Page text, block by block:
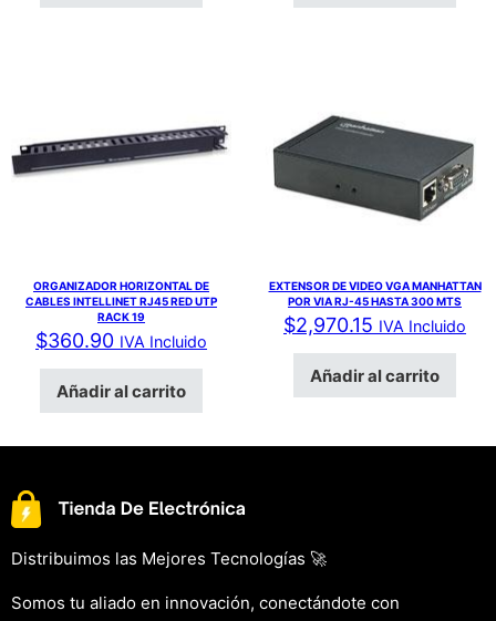
ORGANIZADOR HORIZONTAL DE
CABLES INTELLINET RJ45 RED UTP
RACK 19
$360.90 IVA Incluido
Añadir al carrito
EXTENSOR DE VIDEO VGA MANHATTAN
POR VIA RJ-45 HASTA 300 MTS
$2,970.15 IVA Incluido
Añadir al carrito
Distribuimos las Mejores Tecnologías 🚀
Somos tu aliado en innovación, conectándote con